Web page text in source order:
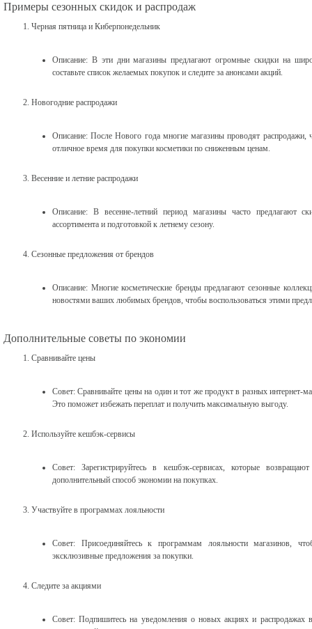
Примеры сезонных скидок и распродаж
Черная пятница и Киберпонедельник
Описание: В эти дни магазины предлагают огромные скидки на
составьте список желаемых покупок и следите за анонсами акций.
Новогодние распродажи
Описание: После Нового года многие магазины проводят
отличное время для покупки косметики по сниженным ценам.
Весенние и летние распродажи
Описание: В весенне-летний период магазины часто предлагают
ассортимента и подготовкой к летнему сезону.
Сезонные предложения от брендов
Описание: Многие косметические бренды предлагают сезонные
новостями ваших любимых брендов, чтобы воспользоваться этими
Дополнительные советы по экономии
Сравнивайте цены
Совет: Сравнивайте цены на один и тот же продукт в разных интернет-
Это поможет избежать переплат и получить максимальную выгоду.
Используйте кешбэк-сервисы
Совет: Зарегистрируйтесь в кешбэк-сервисах, которые
дополнительный способ экономии на покупках.
Участвуйте в программах лояльности
Совет: Присоединяйтесь к программам лояльности магазинов,
эксклюзивные предложения за покупки.
Следите за акциями
Совет: Подпишитесь на уведомления о новых акциях и распродажах